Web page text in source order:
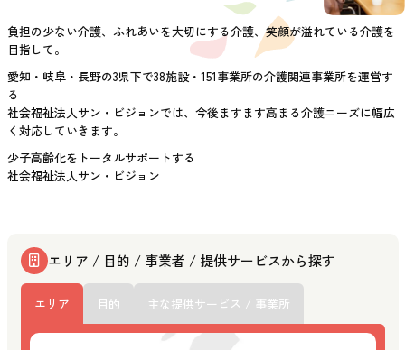
負担の少ない介護、ふれあいを大切にする介護、笑顔が溢れている介護を
目指して。
愛知・岐阜・長野の3県下で38施設・151事業所の介護関連事業所を運営す
る
社会福祉法人サン・ビジョンでは、今後ますます高まる介護ニーズに幅広
く対応していきます。
少子高齢化をトータルサポートする
社会福祉法人サン・ビジョン
エリア / 目的 / 事業者 / 提供サービスから探す
エリア 目的 主な提供サービス / 事業所